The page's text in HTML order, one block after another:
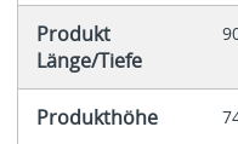
Produkt
Länge/Tiefe
Produkthöhe